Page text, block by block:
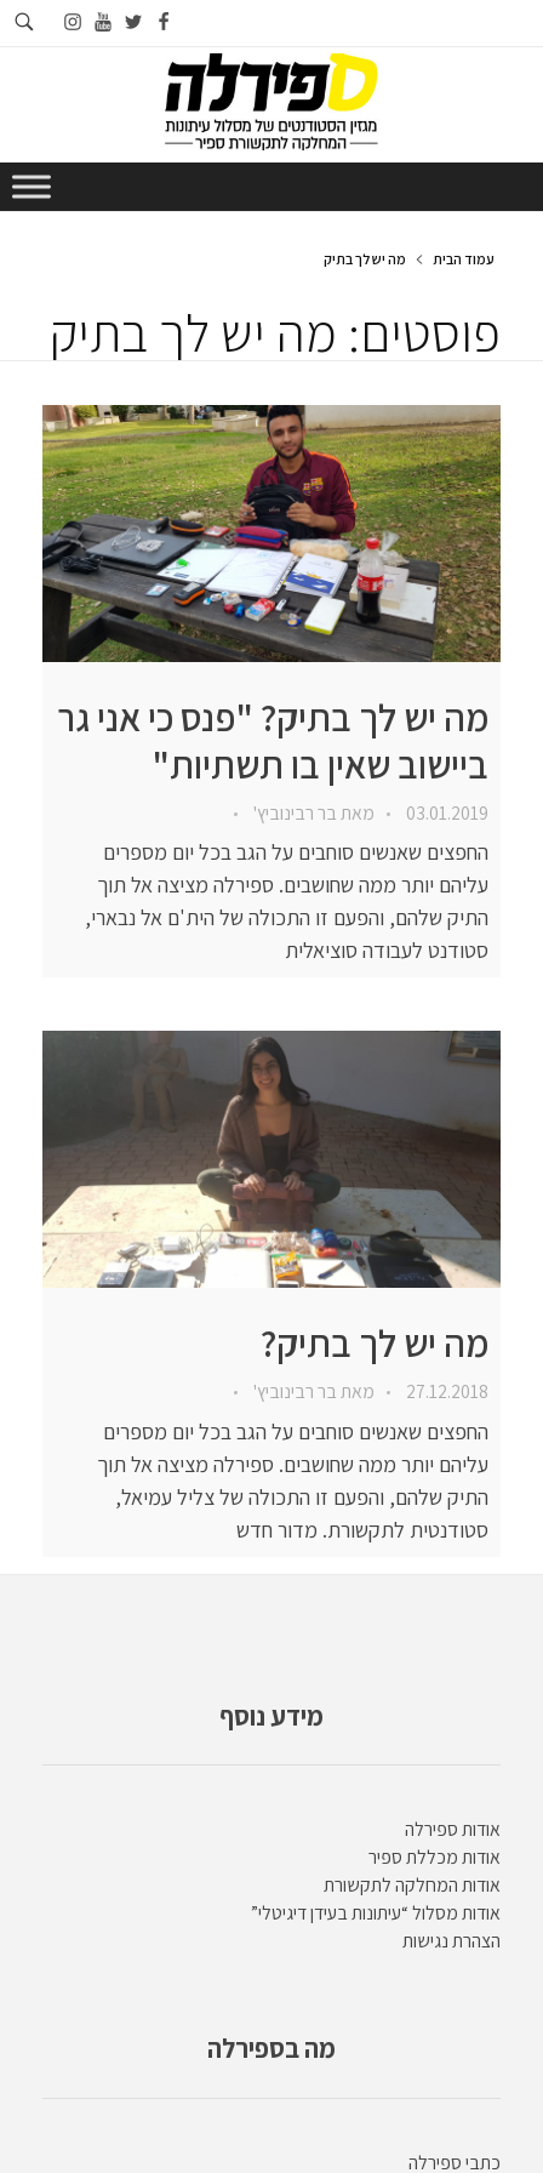
facebook
twitter
youtube
instagram
עמוד הבית מה יש לך בתיק
פוסטים: מה יש לך בתיק
מה יש לך בתיק? "פנס כי אני גר
ביישוב שאין בו תשתיות"
03.01.2019 מאתבר רבינוביץ'
החפצים שאנשים סוחבים על הגב בכל יום מספרים
עליהם יותר ממה שחושבים. ספירלה מציצה אל תוך
התיק שלהם, והפעם זו התכולה של הית'ם אל נבארי,
סטודנט לעבודה סוציאלית
מה יש לך בתיק?
27.12.2018 מאתבר רבינוביץ'
החפצים שאנשים סוחבים על הגב בכל יום מספרים
עליהם יותר ממה שחושבים. ספירלה מציצה אל תוך
התיק שלהם, והפעם זו התכולה של צליל עמיאל,
סטודנטית לתקשורת. מדור חדש
מידע נוסף
אודות ספירלה
אודות מכללת ספיר
אודות המחלקה לתקשורת
אודות מסלול “עיתונות בעידן דיגיטלי”
הצהרת נגישות
מה בספירלה
כתבי ספירלה